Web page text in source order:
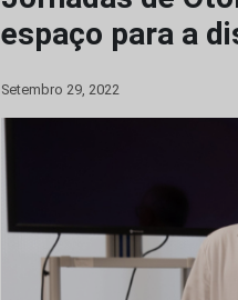
espaço para a
Setembro 29, 2022